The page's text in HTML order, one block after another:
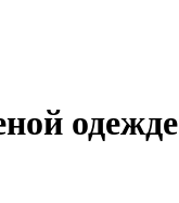
одежде